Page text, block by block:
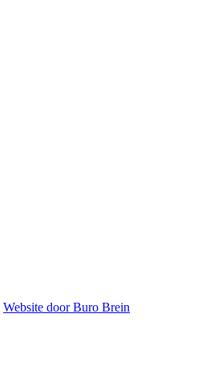
Website door Buro Brein